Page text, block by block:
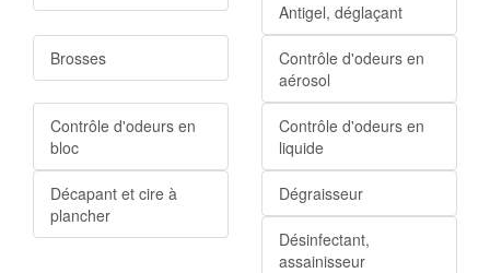
Antigel, déglaçant
Brosses
Contrôle d'odeurs en
aérosol
Contrôle d'odeurs en
bloc
Contrôle d'odeurs en
liquide
Décapant et cire à
plancher
Dégraisseur
Désinfectant,
assainisseur